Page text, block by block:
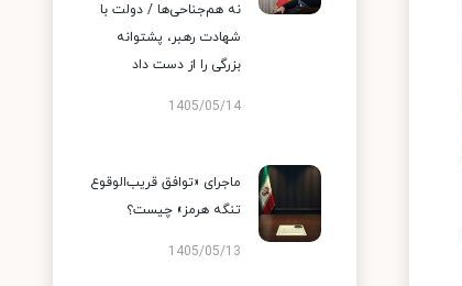
نه هم‌جناحی‌ها / دولت با
شهادت رهبر، پشتوانه
بزرگی را از دست داد
1405/05/14
ماجرای «توافق قریب‌الوقوع
تنگه هرمز» چیست؟
1405/05/13